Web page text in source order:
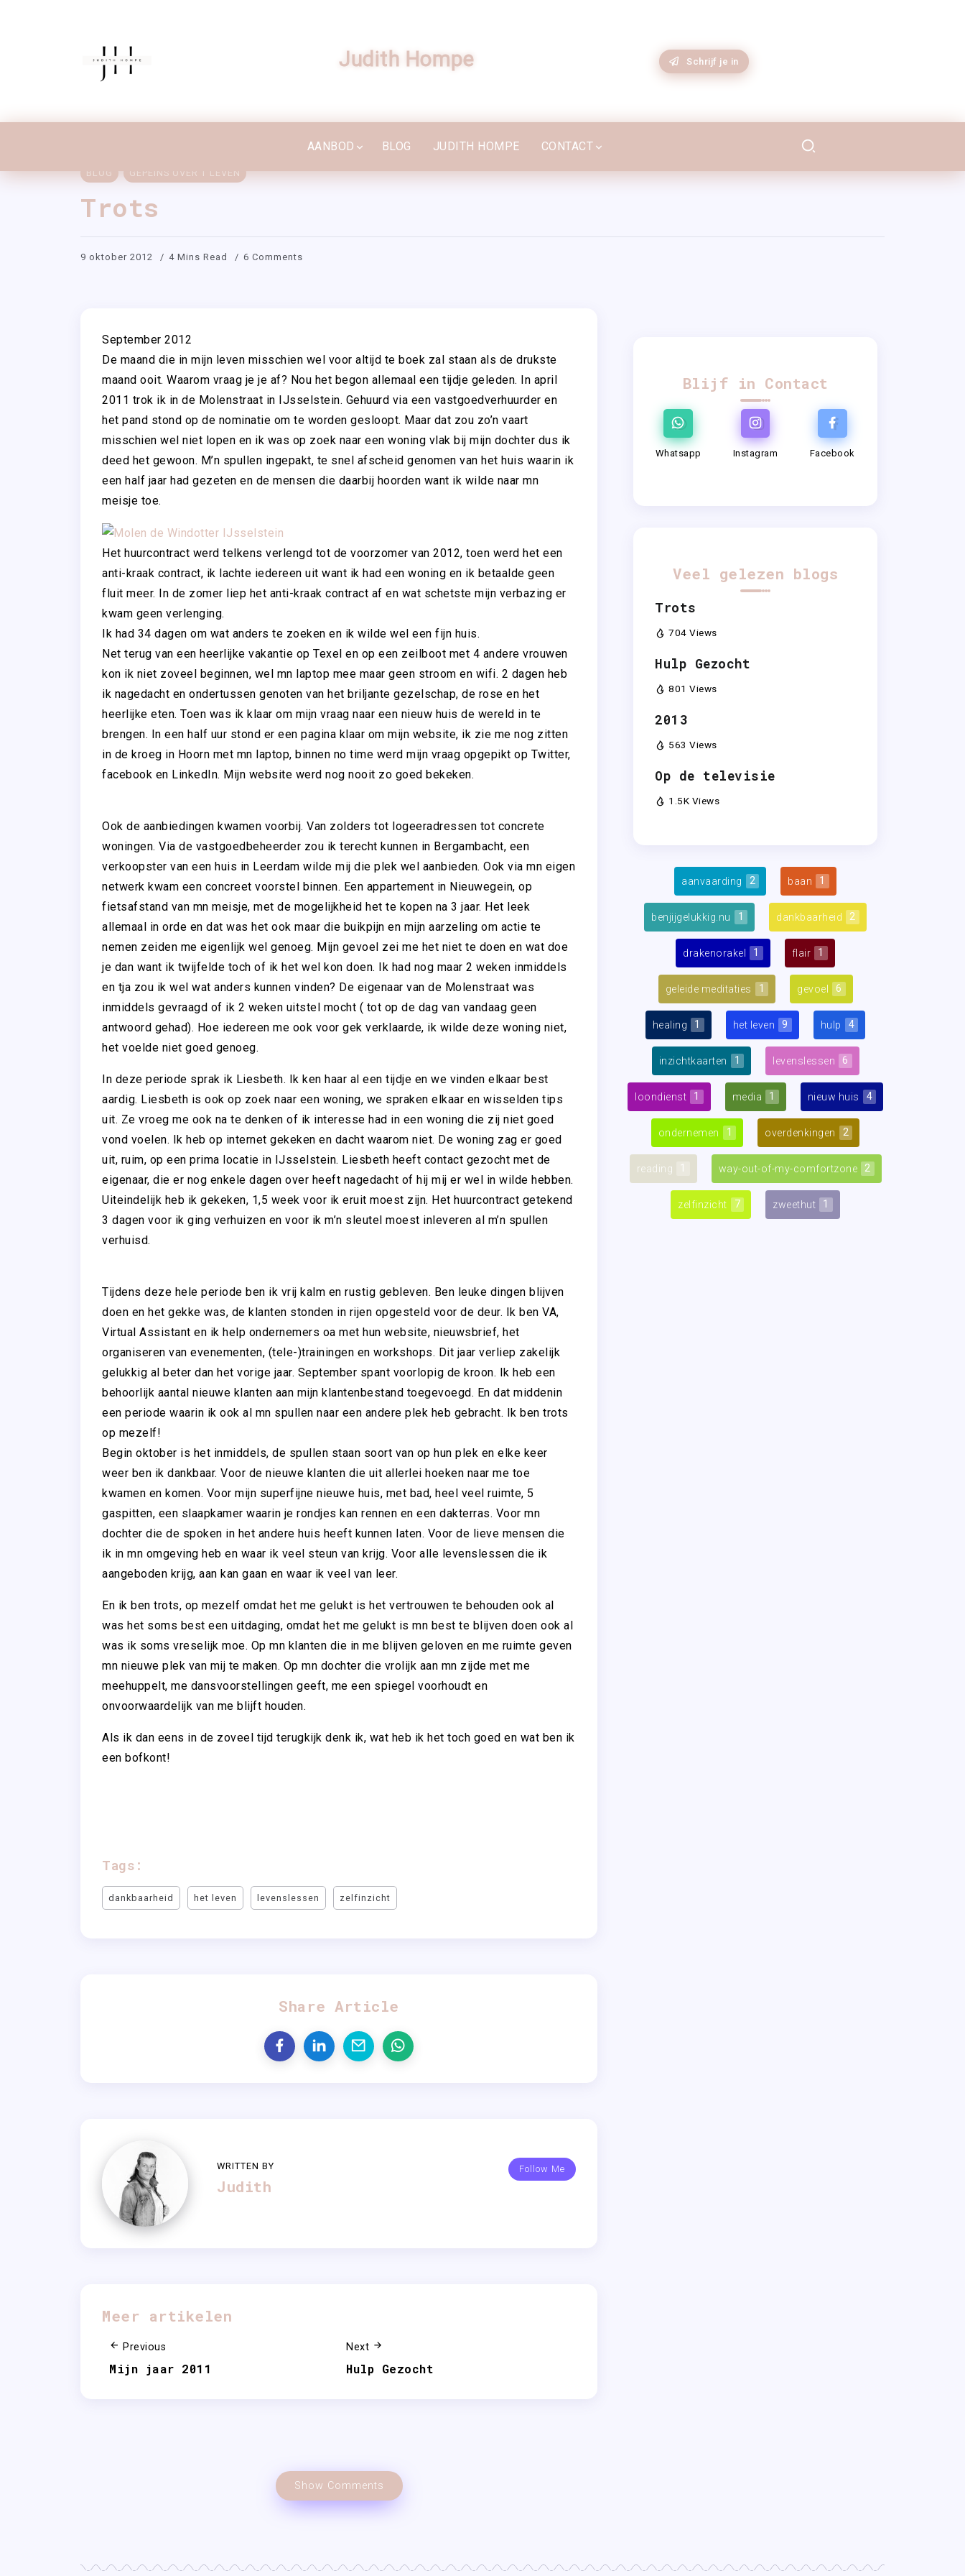
Judith Hompe Schrijf je in
AANBOD BLOG JUDITH HOMPE CONTACT
BLOG GEPEINS OVER T LEVEN
Trots
9 oktober 2012 4 Mins Read 6 Comments
September 2012
De maand die in mijn leven misschien wel voor altijd te boek zal staan als de drukste
maand ooit. Waarom vraag je je af? Nou het begon allemaal een tijdje geleden. In april
2011 trok ik in de Molenstraat in IJsselstein. Gehuurd via een vastgoedverhuurder en
het pand stond op de nominatie om te worden gesloopt. Maar dat zou zo’n vaart
misschien wel niet lopen en ik was op zoek naar een woning vlak bij mijn dochter dus ik
deed het gewoon. M’n spullen ingepakt, te snel afscheid genomen van het huis waarin ik
een half jaar had gezeten en de mensen die daarbij hoorden want ik wilde naar mn
meisje toe.
Het huurcontract werd telkens verlengd tot de voorzomer van 2012, toen werd het een
anti-kraak contract, ik lachte iedereen uit want ik had een woning en ik betaalde geen
fluit meer. In de zomer liep het anti-kraak contract af en wat schetste mijn verbazing er
kwam geen verlenging.
Ik had 34 dagen om wat anders te zoeken en ik wilde wel een fijn huis.
Net terug van een heerlijke vakantie op Texel en op een zeilboot met 4 andere vrouwen
kon ik niet zoveel beginnen, wel mn laptop mee maar geen stroom en wifi. 2 dagen heb
ik nagedacht en ondertussen genoten van het briljante gezelschap, de rose en het
heerlijke eten. Toen was ik klaar om mijn vraag naar een nieuw huis de wereld in te
brengen. In een half uur stond er een pagina klaar om mijn website, ik zie me nog zitten
in de kroeg in Hoorn met mn laptop, binnen no time werd mijn vraag opgepikt op Twitter,
facebook en LinkedIn. Mijn website werd nog nooit zo goed bekeken.
Ook de aanbiedingen kwamen voorbij. Van zolders tot logeeradressen tot concrete
woningen. Via de vastgoedbeheerder zou ik terecht kunnen in Bergambacht, een
verkoopster van een huis in Leerdam wilde mij die plek wel aanbieden. Ook via mn eigen
netwerk kwam een concreet voorstel binnen. Een appartement in Nieuwegein, op
fietsafstand van mn meisje, met de mogelijkheid het te kopen na 3 jaar. Het leek
allemaal in orde en dat was het ook maar die buikpijn en mijn aarzeling om actie te
nemen zeiden me eigenlijk wel genoeg. Mijn gevoel zei me het niet te doen en wat doe
je dan want ik twijfelde toch of ik het wel kon doen. Ik had nog maar 2 weken inmiddels
en tja zou ik wel wat anders kunnen vinden? De eigenaar van de Molenstraat was
inmiddels gevraagd of ik 2 weken uitstel mocht ( tot op de dag van vandaag geen
antwoord gehad). Hoe iedereen me ook voor gek verklaarde, ik wilde deze woning niet,
het voelde niet goed genoeg.
In deze periode sprak ik Liesbeth. Ik ken haar al een tijdje en we vinden elkaar best
aardig. Liesbeth is ook op zoek naar een woning, we spraken elkaar en wisselden tips
uit. Ze vroeg me ook na te denken of ik interesse had in een woning die zij niet goed
vond voelen. Ik heb op internet gekeken en dacht waarom niet. De woning zag er goed
uit, ruim, op een prima locatie in IJsselstein. Liesbeth heeft contact gezocht met de
eigenaar, die er nog enkele dagen over heeft nagedacht of hij mij er wel in wilde hebben.
Uiteindelijk heb ik gekeken, 1,5 week voor ik eruit moest zijn. Het huurcontract getekend
3 dagen voor ik ging verhuizen en voor ik m’n sleutel moest inleveren al m’n spullen
verhuisd.
Tijdens deze hele periode ben ik vrij kalm en rustig gebleven. Ben leuke dingen blijven
doen en het gekke was, de klanten stonden in rijen opgesteld voor de deur. Ik ben VA,
Virtual Assistant en ik help ondernemers oa met hun website, nieuwsbrief, het
organiseren van evenementen, (tele-)trainingen en workshops. Dit jaar verliep zakelijk
gelukkig al beter dan het vorige jaar. September spant voorlopig de kroon. Ik heb een
behoorlijk aantal nieuwe klanten aan mijn klantenbestand toegevoegd. En dat middenin
een periode waarin ik ook al mn spullen naar een andere plek heb gebracht. Ik ben trots
op mezelf!
Begin oktober is het inmiddels, de spullen staan soort van op hun plek en elke keer
weer ben ik dankbaar. Voor de nieuwe klanten die uit allerlei hoeken naar me toe
kwamen en komen. Voor mijn superfijne nieuwe huis, met bad, heel veel ruimte, 5
gaspitten, een slaapkamer waarin je rondjes kan rennen en een dakterras. Voor mn
dochter die de spoken in het andere huis heeft kunnen laten. Voor de lieve mensen die
ik in mn omgeving heb en waar ik veel steun van krijg. Voor alle levenslessen die ik
aangeboden krijg, aan kan gaan en waar ik veel van leer.
En ik ben trots, op mezelf omdat het me gelukt is het vertrouwen te behouden ook al
was het soms best een uitdaging, omdat het me gelukt is mn best te blijven doen ook al
was ik soms vreselijk moe. Op mn klanten die in me blijven geloven en me ruimte geven
mn nieuwe plek van mij te maken. Op mn dochter die vrolijk aan mn zijde met me
meehuppelt, me dansvoorstellingen geeft, me een spiegel voorhoudt en
onvoorwaardelijk van me blijft houden.
Als ik dan eens in de zoveel tijd terugkijk denk ik, wat heb ik het toch goed en wat ben ik
een bofkont!
Tags:
dankbaarheid het leven levenslessen zelfinzicht
Share Article
Follow Me
WRITTEN BY
Judith
Meer artikelen
Previous
Mijn jaar 2011
Next
Hulp Gezocht
Show Comments
Blijf in Contact
Whatsapp Instagram Facebook
Veel gelezen blogs
Trots
704 Views
Hulp Gezocht
801 Views
2013
563 Views
Op de televisie
1.5K Views
aanvaarding 2 baan 1
benjijgelukkig.nu 1 dankbaarheid 2
drakenorakel 1 flair 1
geleide meditaties 1 gevoel 6
healing 1 het leven 9 hulp 4
inzichtkaarten 1 levenslessen 6
loondienst 1 media 1 nieuw huis 4
ondernemen 1 overdenkingen 2
reading 1 way-out-of-my-comfortzone 2
zelfinzicht 7 zweethut 1